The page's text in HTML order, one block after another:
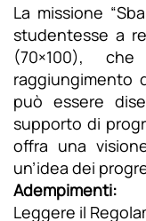
La missione
studentesse a
(70×100),
raggiungimento
può essere
supporto di
offra una
un’idea dei
Adempimenti:
Leggere il